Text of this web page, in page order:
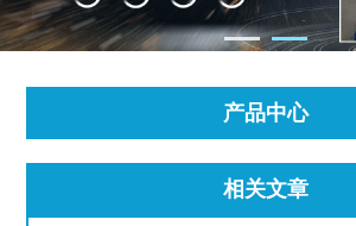
产品中心
相关文章